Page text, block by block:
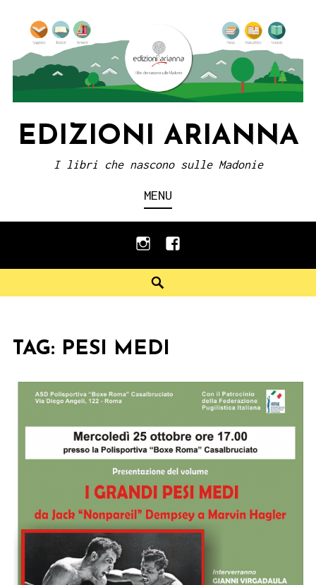
content
EDIZIONI ARIANNA
I libri che nascono sulle Madonie
MENU
instagramfacebook
TAG: PESI MEDI